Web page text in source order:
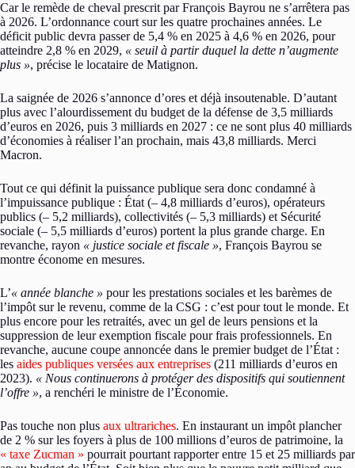
Car le remède de cheval prescrit par François Bayrou ne s’arrêtera pas
à 2026. L’ordonnance court sur les quatre prochaines années. Le
déficit public devra passer de 5,4 % en 2025 à 4,6 % en 2026, pour
atteindre 2,8 % en 2029, « seuil à partir duquel la dette n’augmente
plus », précise le locataire de Matignon.
La saignée de 2026 s’annonce d’ores et déjà insoutenable. D’autant
plus avec l’alourdissement du budget de la défense de 3,5 milliards
d’euros en 2026, puis 3 milliards en 2027 : ce ne sont plus 40 milliards
d’économies à réaliser l’an prochain, mais 43,8 milliards. Merci
Macron.
Tout ce qui définit la puissance publique sera donc condamné à
l’impuissance publique : État (– 4,8 milliards d’euros), opérateurs
publics (– 5,2 milliards), collectivités (– 5,3 milliards) et Sécurité
sociale (– 5,5 milliards d’euros) portent la plus grande charge. En
revanche, rayon « justice sociale et fiscale », François Bayrou se
montre économe en mesures.
L’« année blanche » pour les prestations sociales et les barèmes de
l’impôt sur le revenu, comme de la CSG : c’est pour tout le monde. Et
plus encore pour les retraités, avec un gel de leurs pensions et la
suppression de leur exemption fiscale pour frais professionnels. En
revanche, aucune coupe annoncée dans le premier budget de l’État :
les aides publiques versées aux entreprises (211 milliards d’euros en
2023). « Nous continuerons à protéger des dispositifs qui soutiennent
l’offre », a renchéri le ministre de l’Économie.
Pas touche non plus aux ultrariches. En instaurant un impôt plancher
de 2 % sur les foyers à plus de 100 millions d’euros de patrimoine, la
« taxe Zucman » pourrait pourtant rapporter entre 15 et 25 milliards par